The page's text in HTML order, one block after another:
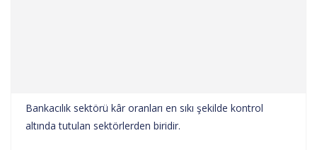
Bankacılık sektörü kâr oranları en sıkı şekilde kontrol
altında tutulan sektörlerden biridir.